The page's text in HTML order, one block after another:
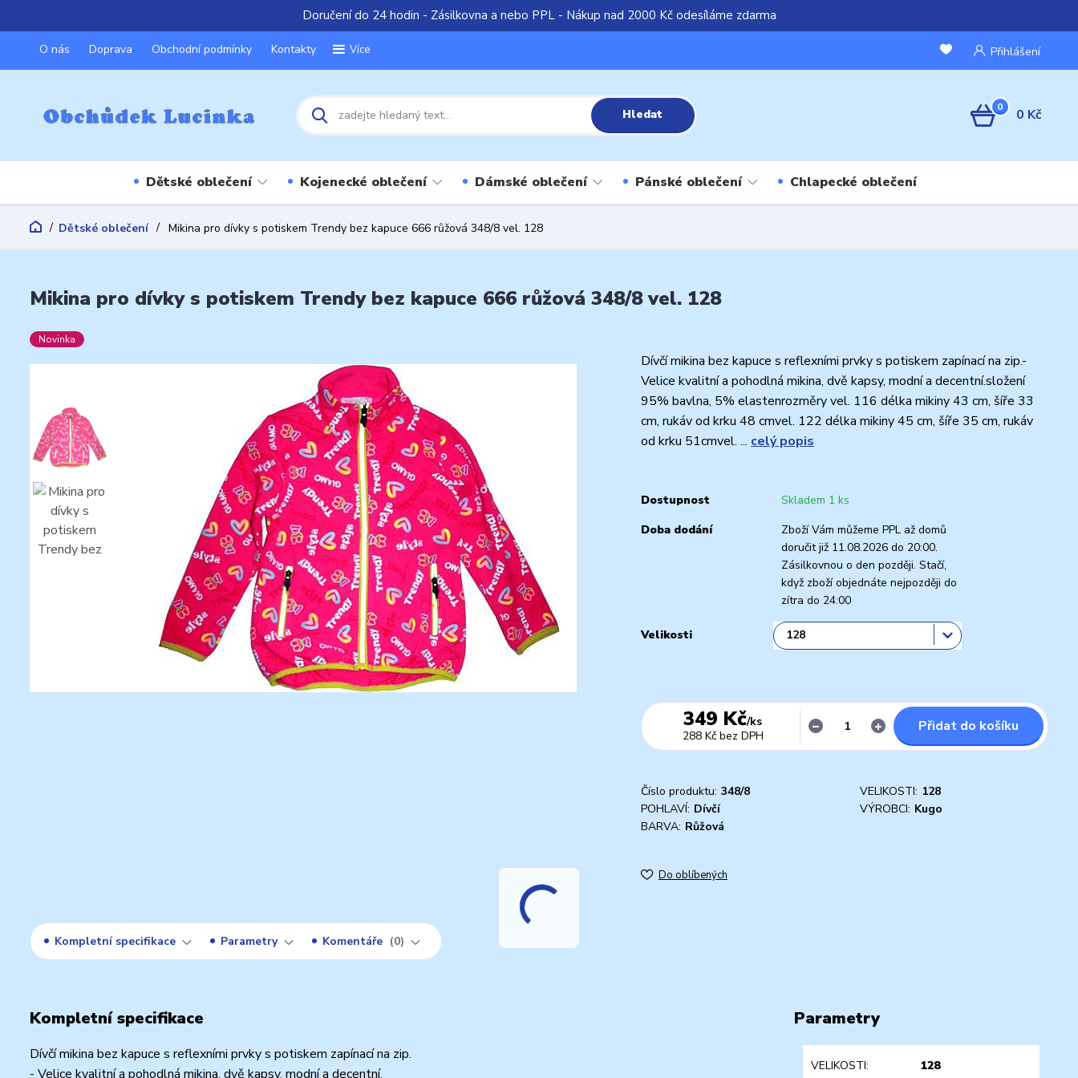
Doručení do 24 hodin - Zásilkovna a nebo PPL - Nákup nad 2000 Kč odesíláme zdarma
O nás Doprava Obchodní podmínky Kontakty Více Přihlášení
Hledat 0 0 Kč
Dětské oblečení Kojenecké oblečení Dámské oblečení Pánské oblečení Chlapecké oblečení
Dětské oblečení Mikina pro dívky s potiskem Trendy bez kapuce 666 růžová 348/8 vel. 128
Mikina pro dívky s potiskem Trendy bez kapuce 666 růžová 348/8 vel. 128
Novinka
Dívčí mikina bez kapuce s reflexními prvky s potiskem zapínací na zip.-
Velice kvalitní a pohodlná mikina, dvě kapsy, modní a decentní.složení
95% bavlna, 5% elastenrozměry vel. 116 délka mikiny 43 cm, šíře 33
cm, rukáv od krku 48 cmvel. 122 délka mikiny 45 cm, šíře 35 cm, rukáv
od krku 51cmvel. ... celý popis
Dostupnost
Skladem 1 ks
Doba dodání
Zboží Vám můžeme PPL až domů
doručit již 11.08.2026 do 20:00.
Zásilkovnou o den později. Stačí,
když zboží objednáte nejpozději do
zítra do 24:00
Velikosti
349 Kč/ks
288 Kč bez DPH
Přidat do košíku
Číslo produktu: 348/8 VELIKOSTI: 128
POHLAVÍ: Dívčí VÝROBCI: Kugo
BARVA: Růžová
Do oblíbených
Kompletní specifikace Parametry Komentáře 0
Kompletní specifikace
Dívčí mikina bez kapuce s reflexními prvky s potiskem zapínací na zip.
- Velice kvalitní a pohodlná mikina, dvě kapsy, modní a decentní.
Parametry
VELIKOSTI 128